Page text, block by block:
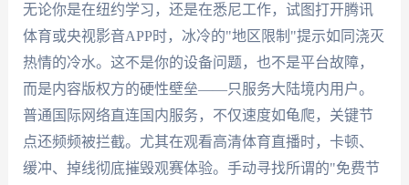
无论你是在纽约学习，还是在悉尼工作，试图打开腾讯
体育或央视影音APP时，冰冷的"地区限制"提示如同浇灭
热情的冷水。这不是你的设备问题，也不是平台故障，
而是内容版权方的硬性壁垒——只服务大陆境内用户。
普通国际网络直连国内服务，不仅速度如龟爬，关键节
点还频频被拦截。尤其在观看高清体育直播时，卡顿、
缓冲、掉线彻底摧毁观赛体验。手动寻找所谓的"免费节